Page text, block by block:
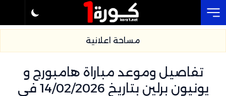
مساحة اعلانية
تفاصيل وموعد مباراة هامبورج و
يونيون برلين بتاريخ 14/02/2026 في